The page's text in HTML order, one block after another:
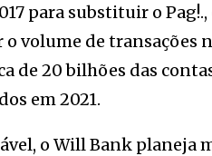
para substituir o
volume de transações
de 20 bilhões das
em 2021.
o Will Bank planeja